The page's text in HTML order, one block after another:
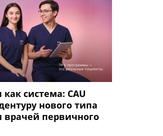
система: CAU
нового типа
врачей первичного